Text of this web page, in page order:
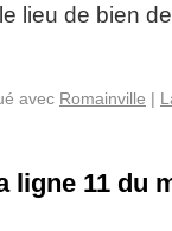
lieu de bien
avec Romainville |
ligne 11 du